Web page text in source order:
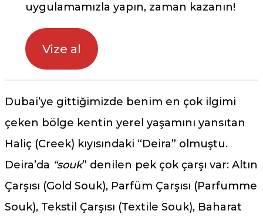
uygulamamızla yapın, zaman kazanın!
Vize al
Dubai’ye gittiğimizde benim en çok ilgimi
çeken bölge kentin yerel yaşamını yansıtan
Haliç (Creek) kıyısındaki “Deira” olmuştu.
Deira’da “souk” denilen pek çok çarşı var: Altın
Çarşısı (Gold Souk), Parfüm Çarşısı (Parfumme
Souk), Tekstil Çarşısı (Textile Souk), Baharat